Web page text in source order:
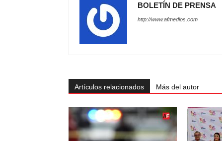
BOLETÍN DE PRENSA
http://www.afmedios.com
Artículos relacionados Más del autor